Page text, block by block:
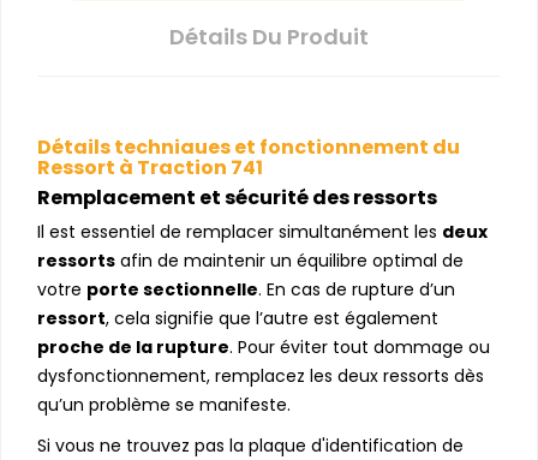
Détails Du Produit
Détails techniques et fonctionnement du
Ressort à Traction 741
Remplacement et sécurité des ressorts
Il est essentiel de remplacer simultanément les deux
ressorts afin de maintenir un équilibre optimal de
votre porte sectionnelle. En cas de rupture d’un
ressort, cela signifie que l’autre est également
proche de la rupture. Pour éviter tout dommage ou
dysfonctionnement, remplacez les deux ressorts dès
qu’un problème se manifeste.
Si vous ne trouvez pas la plaque d'identification de